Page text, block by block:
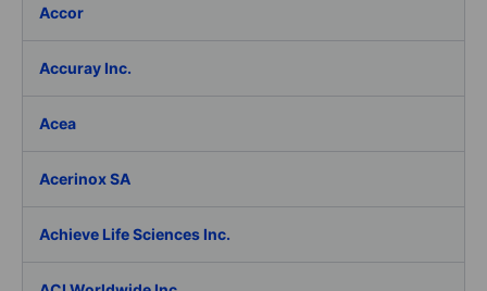
Accor
Accuray Inc.
Acea
Acerinox SA
Achieve Life Sciences Inc.